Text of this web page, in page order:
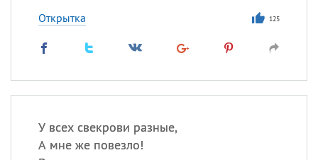
Открытка 125
У всех свекрови разные,
А мне же повезло!